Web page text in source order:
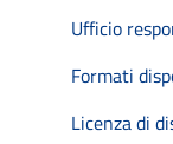
Ufficio
Formati
Licenza di